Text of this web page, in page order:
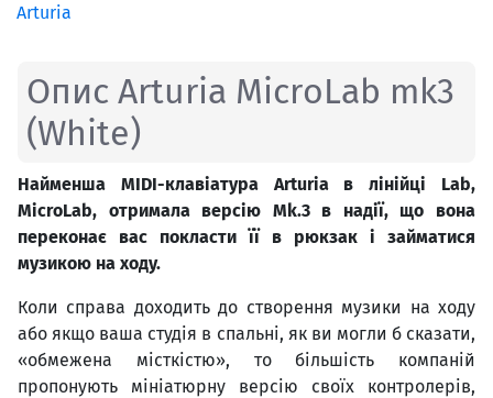
Arturia
Опис Arturia MicroLab mk3
(White)
Найменша MIDI-клавіатура Arturia в лінійці Lab,
MicroLab, отримала версію Mk.3 в надії, що вона
переконає вас покласти її в рюкзак і займатися
музикою на ходу.
Коли справа доходить до створення музики на ходу
або якщо ваша студія в спальні, як ви могли б сказати,
«обмежена місткістю», то більшість компаній
пропонують мініатюрну версію своїх контролерів,